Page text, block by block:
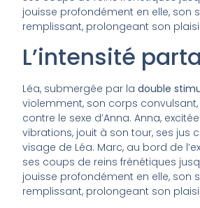
jouisse profondément en elle, son
remplissant, prolongeant son
L’intensité
Léa, submergée par ladouble
violemment, son corps
contre le sexe d’Anna. Anna,
vibrations, jouit à son tour, ses jus
visage de Léa. Marc, au bord de
ses coups de reins frénétiques
jouisse profondément en elle, son
remplissant, prolongeant son